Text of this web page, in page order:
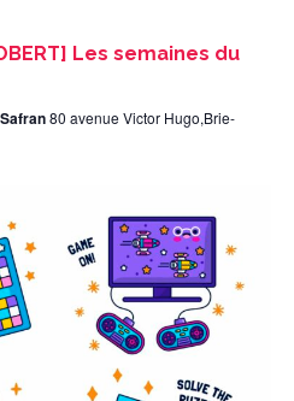
Les semaines du
80 avenue Victor Hugo,Brie-